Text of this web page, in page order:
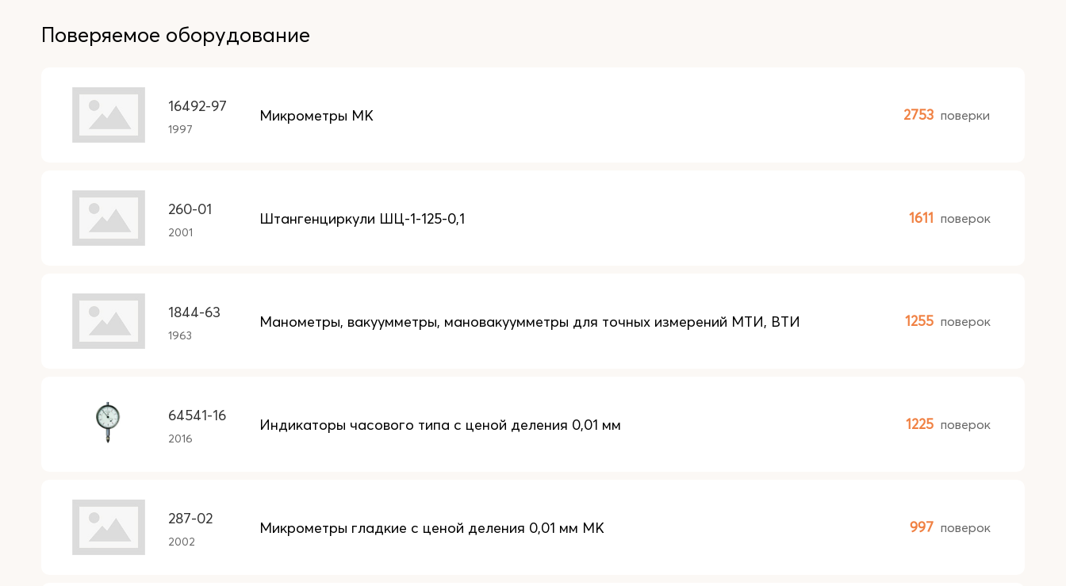
Поверяемое оборудование
16492-97
1997
Микрометры МК 2753 поверки
260-01
2001
Штангенциркули ШЦ-1-125-0,1 1611 поверок
1844-63
1963
Манометры, вакуумметры, мановакуумметры для точных измерений МТИ, ВТИ 1255 поверок
64541-16
2016
Индикаторы часового типа с ценой деления 0,01 мм 1225 поверок
287-02
2002
Микрометры гладкие с ценой деления 0,01 мм МК 997 поверок